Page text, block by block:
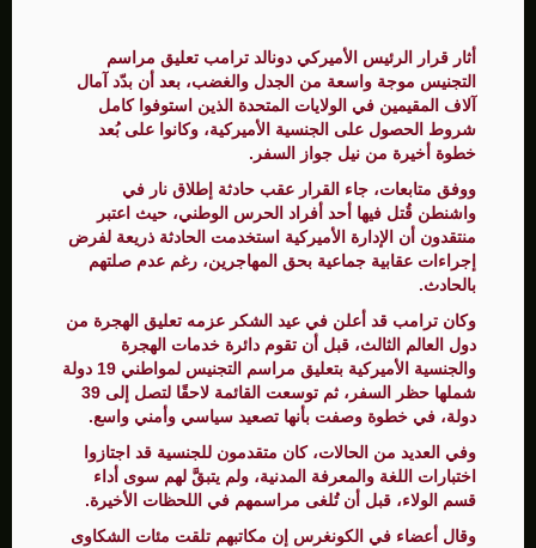
أثار قرار الرئيس الأميركي دونالد ترامب تعليق مراسم
التجنيس موجة واسعة من الجدل والغضب، بعد أن بدّد آمال
آلاف المقيمين في الولايات المتحدة الذين استوفوا كامل
شروط الحصول على الجنسية الأميركية، وكانوا على بُعد
خطوة أخيرة من نيل جواز السفر.
ووفق متابعات، جاء القرار عقب حادثة إطلاق نار في
واشنطن قُتل فيها أحد أفراد الحرس الوطني، حيث اعتبر
منتقدون أن الإدارة الأميركية استخدمت الحادثة ذريعة لفرض
إجراءات عقابية جماعية بحق المهاجرين، رغم عدم صلتهم
بالحادث.
وكان ترامب قد أعلن في عيد الشكر عزمه تعليق الهجرة من
دول العالم الثالث، قبل أن تقوم دائرة خدمات الهجرة
والجنسية الأميركية بتعليق مراسم التجنيس لمواطني 19 دولة
شملها حظر السفر، ثم توسعت القائمة لاحقًا لتصل إلى 39
دولة، في خطوة وصفت بأنها تصعيد سياسي وأمني واسع.
وفي العديد من الحالات، كان متقدمون للجنسية قد اجتازوا
اختبارات اللغة والمعرفة المدنية، ولم يتبقَّ لهم سوى أداء
قسم الولاء، قبل أن تُلغى مراسمهم في اللحظات الأخيرة.
وقال أعضاء في الكونغرس إن مكاتبهم تلقت مئات الشكاوى